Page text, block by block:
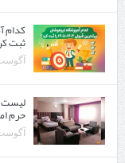
ثبت
آگوست 23,
لیست
حرم
آگوست 10,